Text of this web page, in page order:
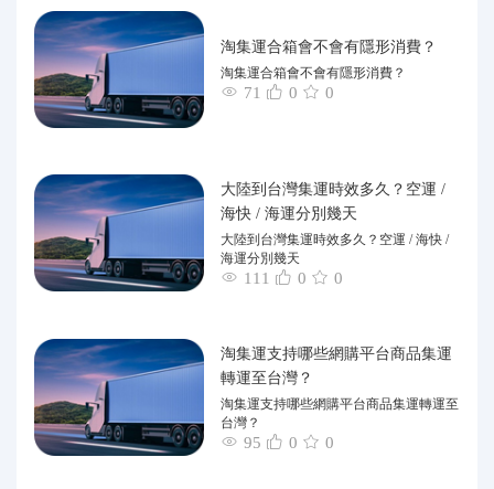
淘集運合箱會不會有隱形消費？
淘集運合箱會不會有隱形消費？
71 0 0
大陸到台灣集運時效多久？空運 /
海快 / 海運分別幾天
大陸到台灣集運時效多久？空運 / 海快 /
海運分別幾天
111 0 0
淘集運支持哪些網購平台商品集運
轉運至台灣？
淘集運支持哪些網購平台商品集運轉運至
台灣？
95 0 0